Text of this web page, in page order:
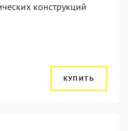
конструкций
КУПИТЬ